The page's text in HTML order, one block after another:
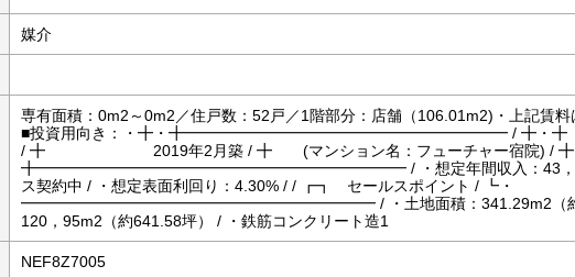
媒介
専有面積：0m2～0m2／住戸数：52戸／1階部分：店舗（106.01m2)・上記賃料
■投資用向き：・╋・╋━━━━━━━━━━━━━━━━━━━━━ / ╋・
/ ╋ 2019年2月築 / ╋ (マンション名：フューチャー宿院) / ╋
╋━━━━━━━━━━━━━━━━━━━━━━━━ / ・想定年間収入：43，892
ス契約中 / ・想定表面利回り：4.30% / / ┏┓ セールスポイント / ┗・
━━━━━━━━━━━━━━━━━━━━━━━ / ・土地面積：341.29m2（約
120，95m2（約641.58坪） / ・鉄筋コンクリート造1
NEF8Z7005